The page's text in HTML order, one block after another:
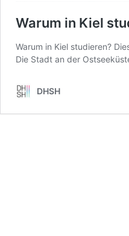
Warum in Kiel
Warum in Kiel studieren?
Die Stadt an der
DHSH